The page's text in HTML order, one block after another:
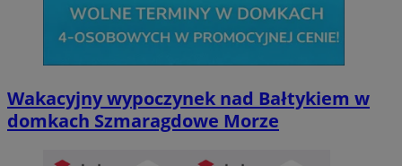
Wakacyjny wypoczynek nad Bałtykiem w
domkach Szmaragdowe Morze
Niesklasyfikowane